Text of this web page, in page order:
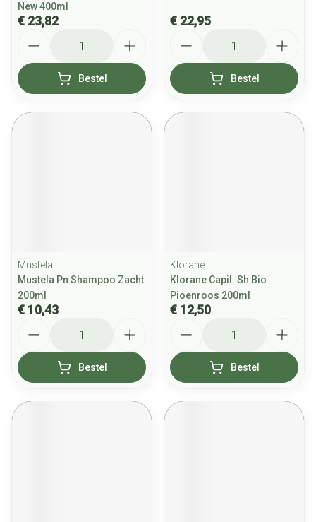
New 400ml
€ 23,82
Bestel
€ 22,95
Bestel
Mustela
Mustela Pn Shampoo Zacht
200ml
€ 10,43
Bestel
Klorane
Klorane Capil. Sh Bio
Pioenroos 200ml
€ 12,50
Bestel